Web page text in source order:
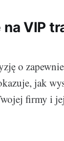
VIP
o
jak
firmy i